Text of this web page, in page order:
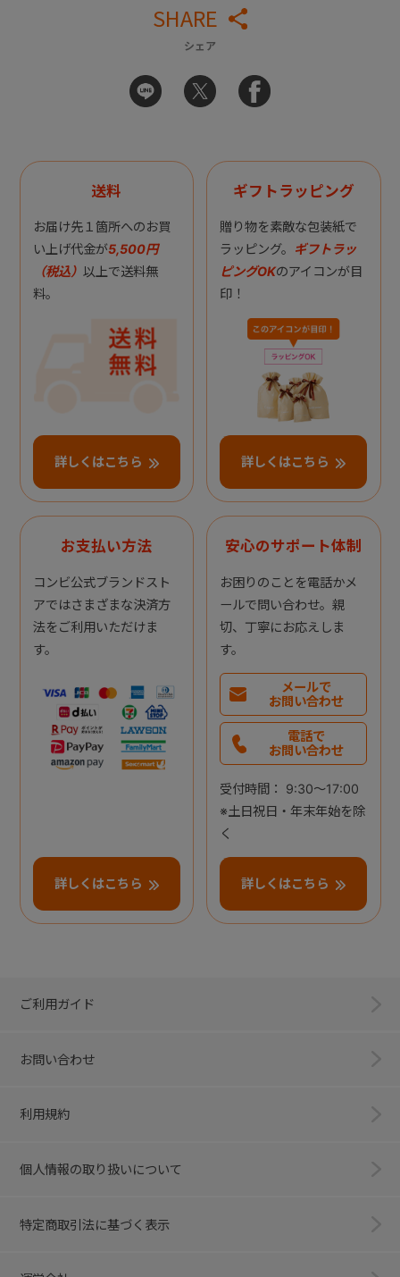
SHARE
シェア
送料
お届け先１箇所へのお買
い上げ代金が5,500円
（税込） 以上で送料無
料。
詳しくはこちら
ギフトラッピング
贈り物を素敵な包装紙で
ラッピング。 ギフトラッ
ピングOKのアイコンが目
印！
詳しくはこちら
お支払い方法
コンビ公式ブランドスト
アではさまざまな決済方
法をご利用いただけま
す。
詳しくはこちら
安心のサポート体制
お困りのことを電話かメ
ールで問い合わせ。親
切、丁寧にお応えしま
す。
メールで
お問い合わせ
電話で
お問い合わせ
受付時間： 9:30～17:00
※土日祝日・年末年始を除
く
詳しくはこちら
ご利用ガイド
お問い合わせ
利用規約
個人情報の取り扱いについて
特定商取引法に基づく表示